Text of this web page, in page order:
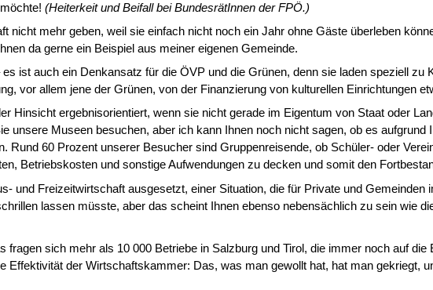
(Heiterkeit und Beifall bei BundesrätInnen der FPÖ.)
nicht mehr geben, weil sie einfach nicht noch ein Jahr ohne Gäste überleben
da gerne ein Beispiel aus meiner eigenen Gemeinde.
ist auch ein Denkansatz für die ÖVP und die Grünen, denn sie laden speziell zu
vor allem jene der Grünen, von der Finanzierung von kulturellen Einrich­tungen
Hinsicht ergeb­nisorientiert, wenn sie nicht gerade im Eigentum von Staat oder
unsere Museen besuchen, aber ich kann Ihnen noch nicht sagen, ob es aufgrund
Rund 60 Prozent unserer Besucher sind Gruppenreisende, ob Schüler- oder
Betriebs­kosten und sonstige Aufwendungen zu decken und somit den
und Freizeitwirt­schaft ausgesetzt, einer Situation, die für Private und Gemeinden
lassen müsste, aber das scheint Ihnen ebenso nebensächlich zu sein wie
fragen sich mehr als 10 000 Betriebe in Salzburg und Tirol, die immer noch auf
Effektivität der Wirtschaftskammer: Das, was man gewollt hat, hat man ge­kriegt,